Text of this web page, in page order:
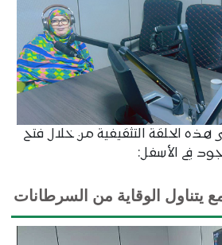
الحلقة التثقيفية من خلال فتح
في الأسفل:
يتناول الوقاية من السرطانات